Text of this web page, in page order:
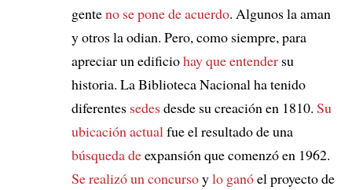
genteno se pone de acuerdo. Algunos la aman
y otros la odian. Pero, como siempre, para
apreciar un edificiohay que entendersu
historia. La Biblioteca Nacional ha tenido
diferentes sedesdesde su creación en 1810. Su
ubicación actual fue el resultado de una
búsqueda deexpansión que comenzó en 1962.
Se realizó un concursoylo ganóel proyecto de